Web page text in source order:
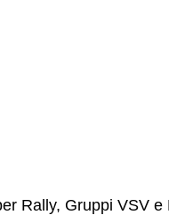
Rally, Gruppi VSV